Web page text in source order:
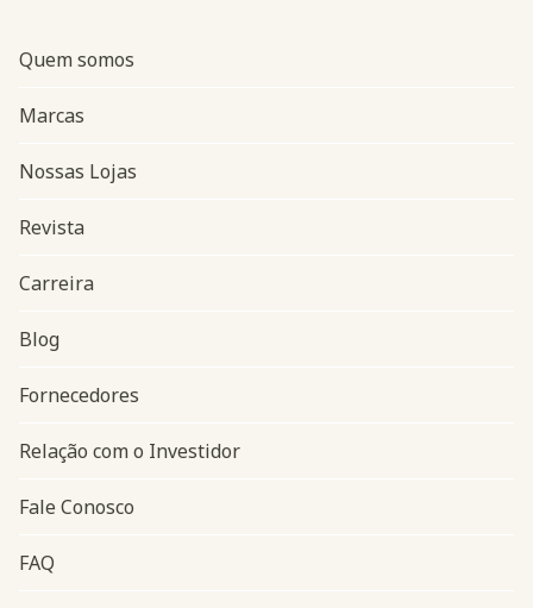
Navegação do rodapé
Quem somos
Marcas
Nossas Lojas
Revista
Carreira
Blog
Fornecedores
Relação com o Investidor
Fale Conosco
FAQ